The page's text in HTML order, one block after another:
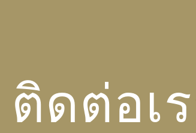
ติดต่อเ